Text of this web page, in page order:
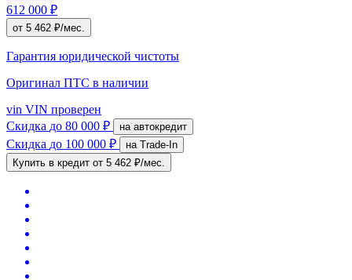
612 000 ₽
от 5 462 ₽/мес.
Гарантия юридической чистоты
Оригинал ПТС в наличии
vin VIN проверен
Скидка до 80 000 ₽ на автокредит
Скидка до 100 000 ₽
на Trade-In
Купить в кредит от 5 462 ₽/мес.